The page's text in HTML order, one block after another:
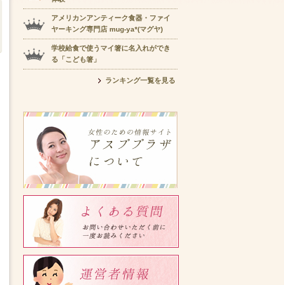
アメリカンアンティーク食器・ファイ
ヤーキング専門店 mug-ya*(マグヤ)
学校給食で使うマイ箸に名入れができ
る「こども箸」
ランキング一覧を見る